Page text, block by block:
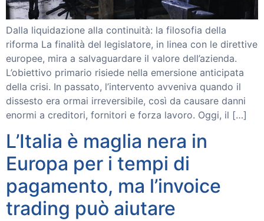
Dalla liquidazione alla continuità: la filosofia della
riforma La finalità del legislatore, in linea con le direttive
europee, mira a salvaguardare il valore dell’azienda.
L’obiettivo primario risiede nella emersione anticipata
della crisi. In passato, l’intervento avveniva quando il
dissesto era ormai irreversibile, così da causare danni
enormi a creditori, fornitori e forza lavoro. Oggi, il […]
L’Italia è maglia nera in
Europa per i tempi di
pagamento, ma l’invoice
trading può aiutare